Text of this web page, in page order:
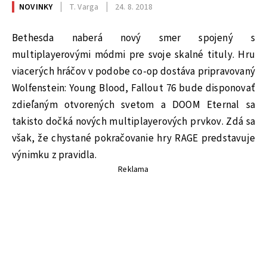
NOVINKY T. Varga 24. 8. 2018
Bethesda naberá nový smer spojený s
multiplayerovými módmi pre svoje skalné tituly. Hru
viacerých hráčov v podobe co-op dostáva pripravovaný
Wolfenstein: Young Blood, Fallout 76 bude disponovať
zdieľaným otvorených svetom a DOOM Eternal sa
takisto dočká nových multiplayerových prvkov. Zdá sa
však, že chystané pokračovanie hry RAGE predstavuje
výnimku z pravidla.
Reklama